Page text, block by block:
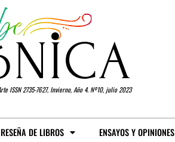
ISSN 2735-7627, Invierno, Año 4. Nº10, julio 2023
RESEÑA DE LIBROS ENSAYOS Y OPINIONES